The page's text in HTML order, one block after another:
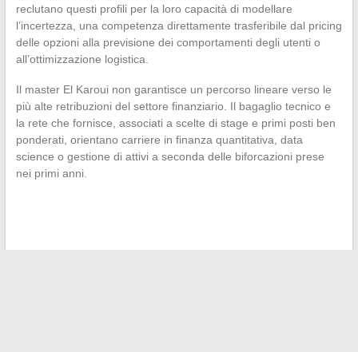
reclutano questi profili per la loro capacità di modellare
l’incertezza, una competenza direttamente trasferibile dal pricing
delle opzioni alla previsione dei comportamenti degli utenti o
all’ottimizzazione logistica.
Il master El Karoui non garantisce un percorso lineare verso le
più alte retribuzioni del settore finanziario. Il bagaglio tecnico e
la rete che fornisce, associati a scelte di stage e primi posti ben
ponderati, orientano carriere in finanza quantitativa, data
science o gestione di attivi a seconda delle biforcazioni prese
nei primi anni.